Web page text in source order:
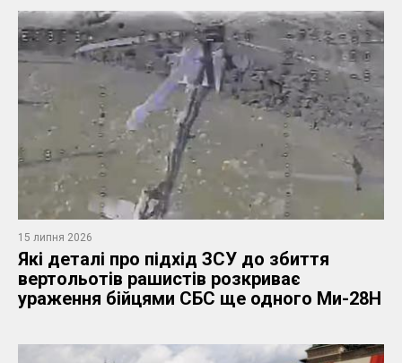
15 липня 2026
Які деталі про підхід ЗСУ до збиття
вертольотів рашистів розкриває
ураження бійцями СБС ще одного Ми-28Н